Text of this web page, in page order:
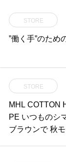
STORE
”働く手”のた
STORE
MHL COTTON
PE いつものシ
ブラウンで 秋